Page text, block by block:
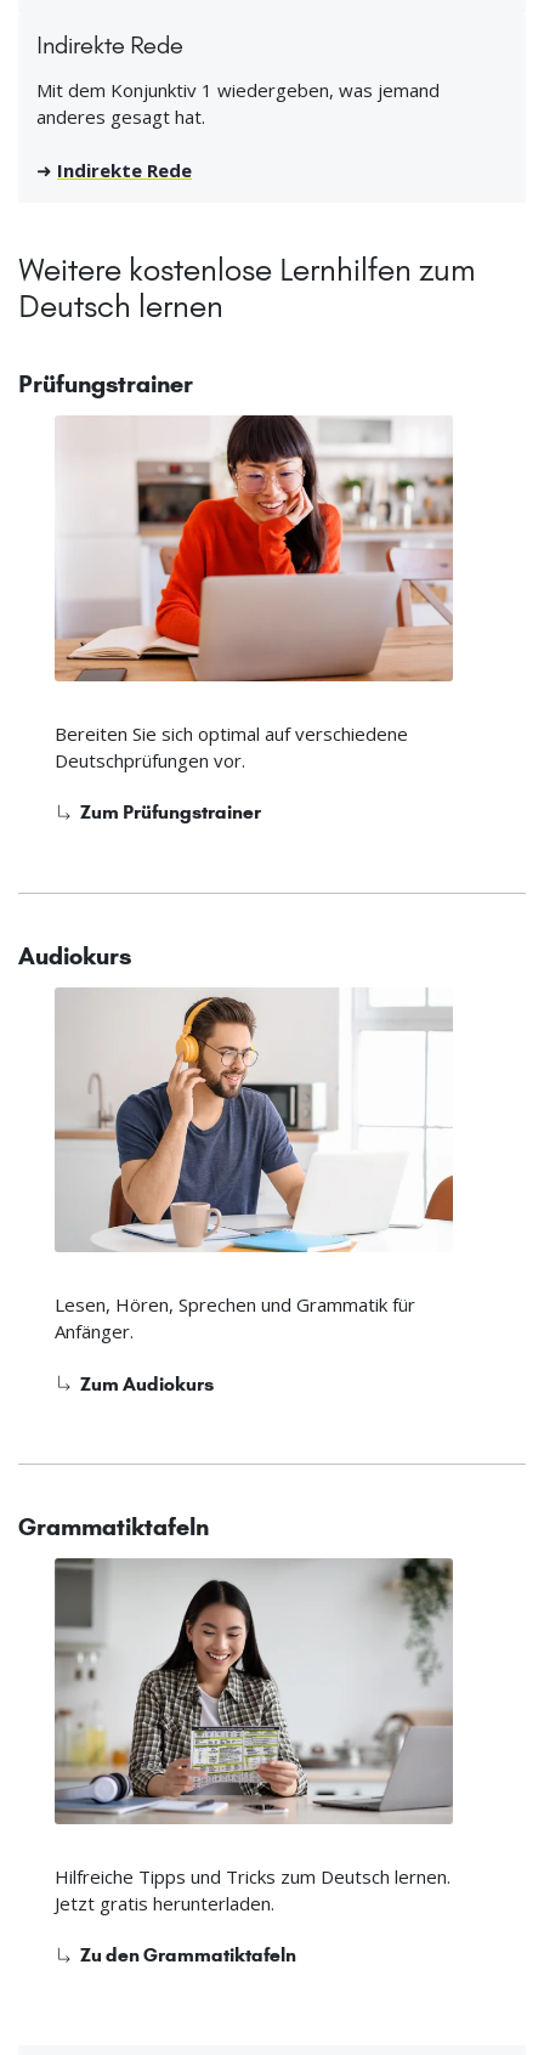
Indirekte Rede
Mit dem Konjunktiv 1 wiedergeben, was jemand
anderes gesagt hat.
➜ Indirekte Rede
Weitere kostenlose Lernhilfen zum
Deutsch lernen
Prüfungstrainer
Bereiten Sie sich optimal auf verschiedene
Deutschprüfungen vor.
Zum Prüfungstrainer
Audiokurs
Lesen, Hören, Sprechen und Grammatik für
Anfänger.
Zum Audiokurs
Grammatiktafeln
Hilfreiche Tipps und Tricks zum Deutsch lernen.
Jetzt gratis herunterladen.
Zu den Grammatiktafeln